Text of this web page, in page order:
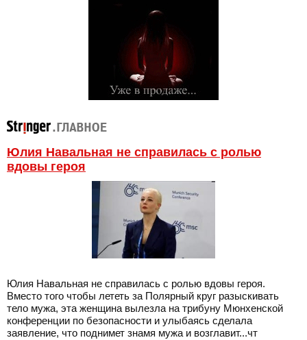
Юлия Навальная не справилась с ролью
вдовы героя
Юлия Навальная не справилась с ролью вдовы героя.
Вместо того чтобы лететь за Полярный круг разыскивать
тело мужа, эта женщина вылезла на трибуну Мюнхенской
конференции по безопасности и улыбаясь сделала
заявление, что поднимет знамя мужа и возглавит...чт